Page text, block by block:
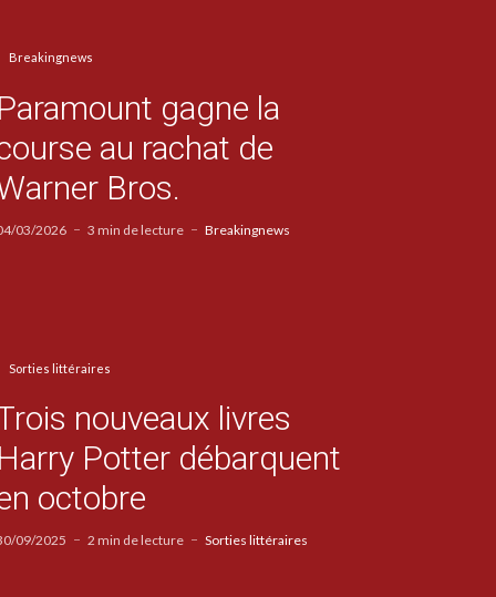
Breakingnews
gagne la
au rachat de
Bros.
03/2026 3 min de lecture Breakingnews
Sorties littéraires
nouveaux livres
Potter débarquent
octobre
09/2025 2 min de lecture Sorties littéraires